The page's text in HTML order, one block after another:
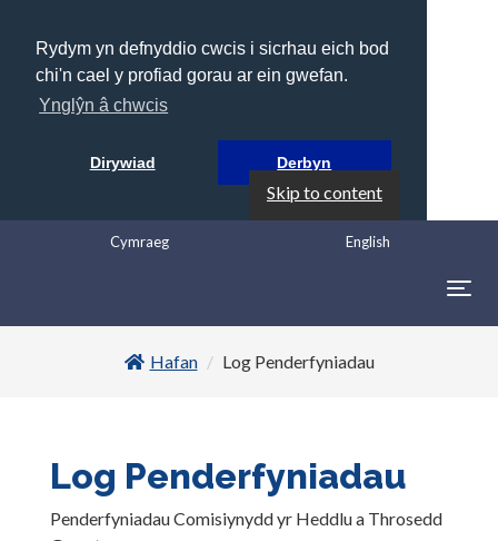
Rydym yn defnyddio cwcis i sicrhau eich bod
chi'n cael y profiad gorau ar ein gwefan.
Ynglŷn â chwcis
Dirywiad Derbyn
Skip to content
English
Cymraeg
Hafan
Log Penderfyniadau
Log Penderfyniadau
Penderfyniadau Comisiynydd yr Heddlu a Throsedd